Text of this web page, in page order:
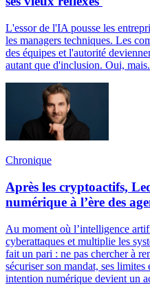
L'essor de l'IA pousse les
les managers techniques. Les
des équipes et l'autorité
autant que d'inclusion. Oui,
Chronique
Après les cryptoactifs,
numérique à l’ère des
Au moment où l’intelligence
cyberattaques et multiplie les
fait un pari : ne pas chercher à
sécuriser son mandat, ses
intention numérique devient un